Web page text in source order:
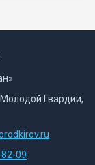
Гвардии,
09